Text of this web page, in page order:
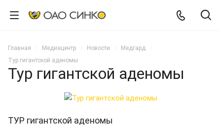
Главная Медиацентр Новости
Медгард
Тур гигантской аденомы
Тур гигантской аденомы
ТУР гигантской аденомы